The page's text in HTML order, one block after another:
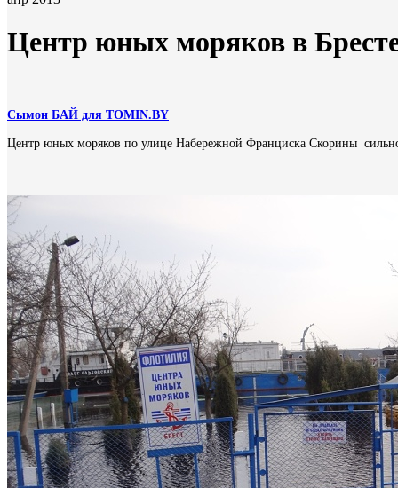
Центр юных моряков в
Сымон БАЙ для TOMIN.BY
Центр юных моряков по улице Набережной Франциска Скорины